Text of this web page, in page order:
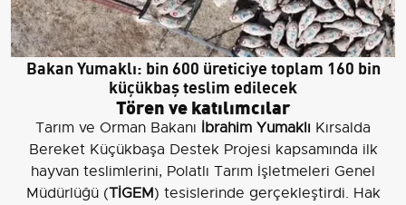
Bakan Yumaklı: bin 600 üreticiye toplam 160 bin
küçükbaş teslim edilecek
Tören ve katılımcılar
Tarım ve Orman Bakanı İbrahim Yumaklı Kırsalda
Bereket Küçükbaşa Destek Projesi kapsamında ilk
hayvan teslimlerini, Polatlı Tarım İşletmeleri Genel
Müdürlüğü (TİGEM) tesislerinde gerçekleştirdi. Hak